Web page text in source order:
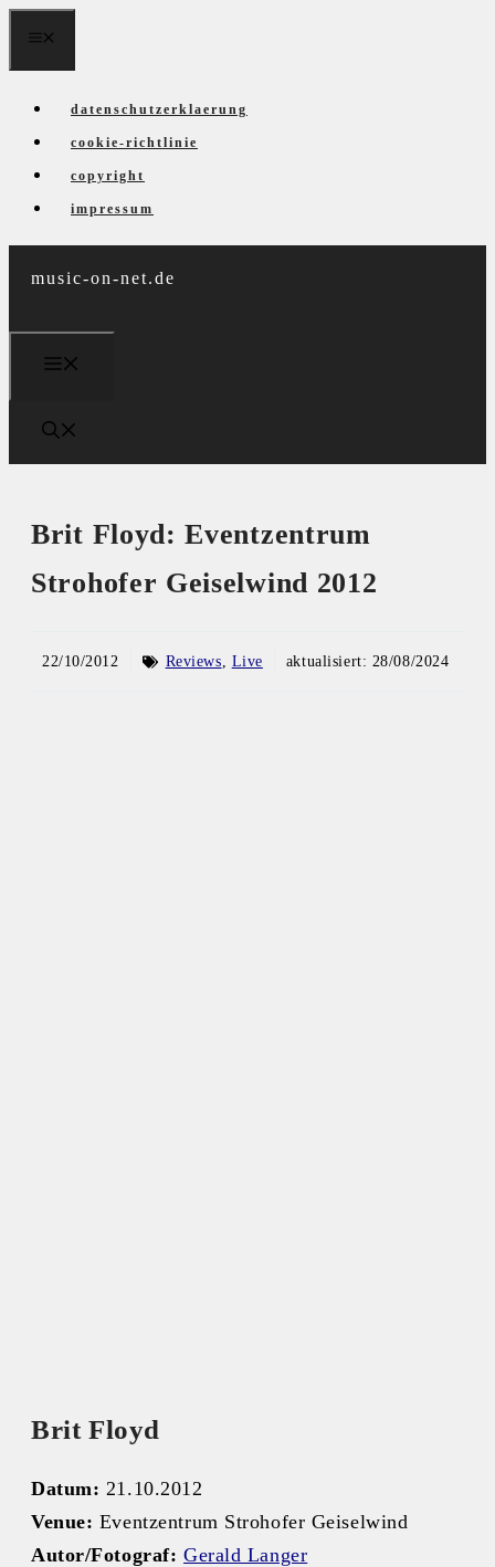
datenschutzerklaerung
cookie-richtlinie
copyright
impressum
music-on-net.de
Brit Floyd: Eventzentrum
Strohofer Geiselwind 2012
22/10/2012 Reviews, Live aktualisiert: 28/08/2024
Brit Floyd
Datum: 21.10.2012
Venue: Eventzentrum Strohofer Geiselwind
Autor/Fotograf: Gerald Langer